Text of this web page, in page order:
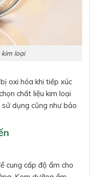
loại
oxi hóa khi tiếp xúc
chất liệu kim loại
dụng cũng như bảo
cung cấp độ ẩm cho